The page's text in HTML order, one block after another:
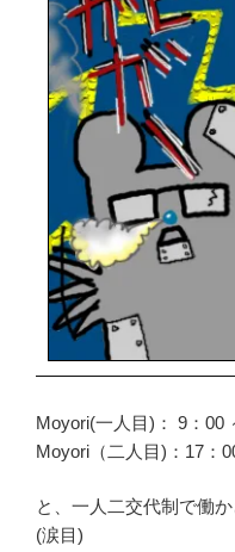
Moyori(一人目)： 9：00
Moyori（二人目)：17：
と、一人二交代制で働
(涙目)